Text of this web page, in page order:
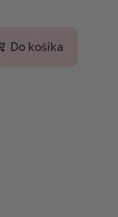
Do košíka